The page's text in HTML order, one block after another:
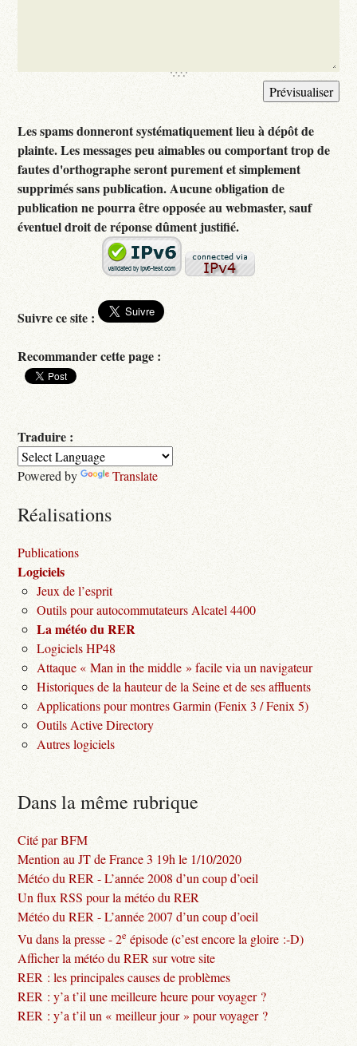
Les spams donneront systématiquement lieu à dépôt de
plainte. Les messages peu aimables ou comportant trop de
fautes d'orthographe seront purement et simplement
supprimés sans publication. Aucune obligation de
publication ne pourra être opposée au webmaster, sauf
éventuel droit de réponse dûment justifié.
Suivre ce site :
Recommander cette page :
Traduire :
Powered by Translate
Réalisations
Publications
Logiciels
Jeux de l’esprit
Outils pour autocommutateurs Alcatel 4400
La météo du RER
Logiciels HP48
Attaque « Man in the middle » facile via un navigateur
Historiques de la hauteur de la Seine et de ses affluents
Applications pour montres Garmin (Fenix 3 / Fenix 5)
Outils Active Directory
Autres logiciels
Dans la même rubrique
Cité par BFM
Mention au JT de France 3 19h le 1/10/2020
Météo du RER - L’année 2008 d’un coup d’oeil
Un flux RSS pour la météo du RER
Météo du RER - L’année 2007 d’un coup d’oeil
Vu dans la presse - 2e épisode (c’est encore la gloire :-D)
Afficher la météo du RER sur votre site
RER : les principales causes de problèmes
RER : y’a t’il une meilleure heure pour voyager ?
RER : y’a t’il un « meilleur jour » pour voyager ?